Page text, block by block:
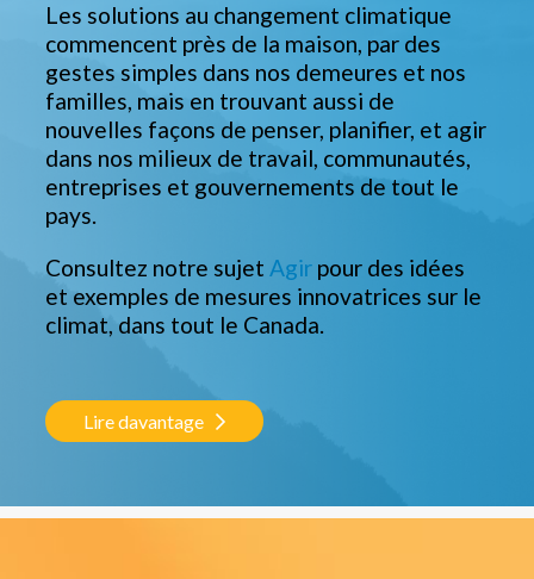
Les solutions au changement climatique
commencent près de la maison, par des
gestes simples dans nos demeures et nos
familles, mais en trouvant aussi de
nouvelles façons de penser, planifier, et agir
dans nos milieux de travail, communautés,
entreprises et gouvernements de tout le
pays.
Consultez notre sujet Agir pour des idées
et exemples de mesures innovatrices sur le
climat, dans tout le Canada.
Lire davantage